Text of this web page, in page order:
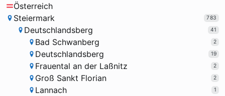
Österreich
Steiermark
783
Deutschlandsberg 41
Bad Schwanberg 2
Deutschlandsberg 19
Frauental an der Laßnitz 2
Groß Sankt Florian 2
Lannach 1